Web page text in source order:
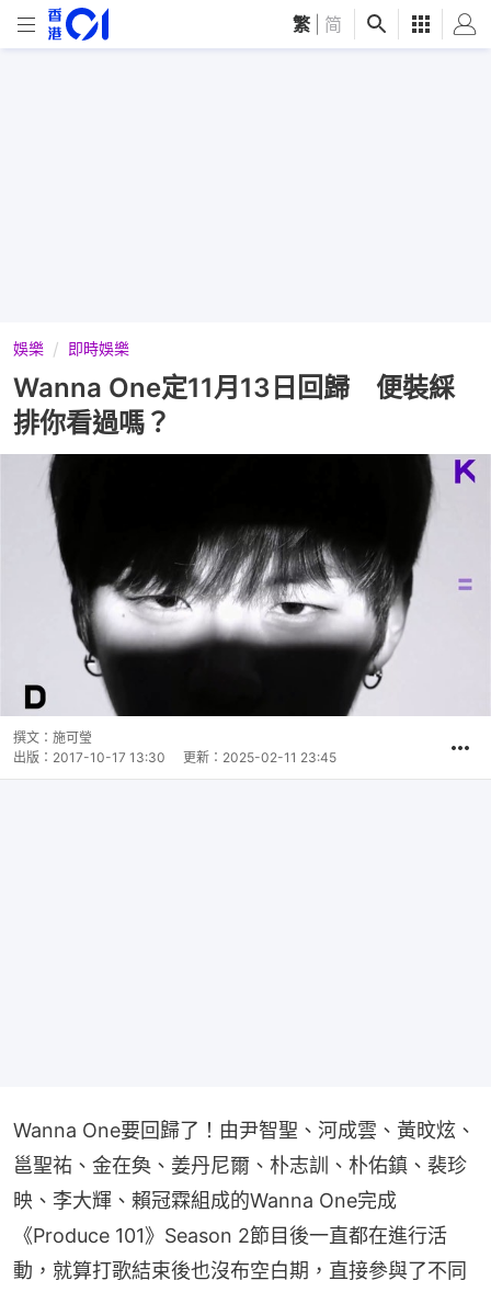
繁 简
娛樂 即時娛樂
Wanna One定11月13日回歸 便裝綵
排你看過嗎？
撰文： 施可瑩
出版： 2017-10-17 13:30 更新： 2025-02-11 23:45
Wanna One要回歸了！由尹智聖、河成雲、黃旼炫、
邕聖祐、金在奐、姜丹尼爾、朴志訓、朴佑鎮、裴珍
映、李大輝、賴冠霖組成的Wanna One完成
《Produce 101》Season 2節目後一直都在進行活
動，就算打歌結束後也沒布空白期，直接參與了不同